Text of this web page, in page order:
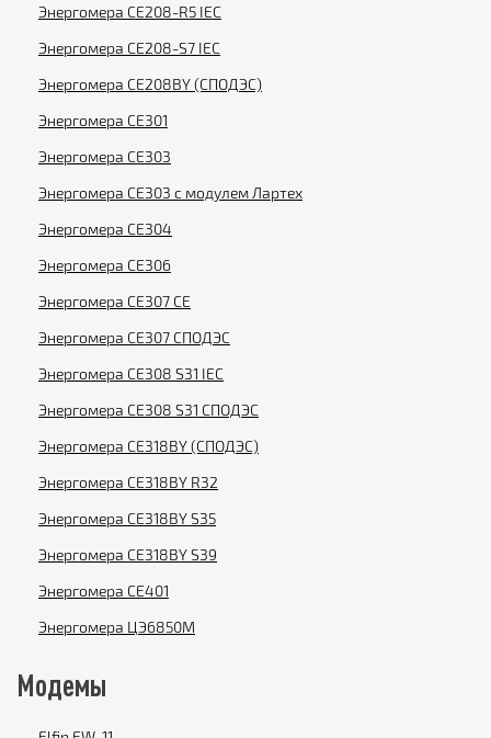
Энергомера CE208-R5 IEC
Энергомера CE208-S7 IEC
Энергомера CE208BY (СПОДЭС)
Энергомера CE301
Энергомера CE303
Энергомера CE303 с модулем Лартех
Энергомера CE304
Энергомера CE306
Энергомера CE307 CE
Энергомера CE307 СПОДЭС
Энергомера CE308 S31 IEC
Энергомера CE308 S31 СПОДЭС
Энергомера CE318BY (СПОДЭС)
Энергомера CE318BY R32
Энергомера CE318BY S35
Энергомера CE318BY S39
Энергомера CE401
Энергомера ЦЭ6850М
Модемы